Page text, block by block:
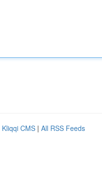
Kliqqi CMS | All RSS Feeds